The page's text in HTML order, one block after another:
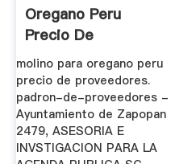
Oregano Peru
Precio De
Proveedores .
molino para oregano peru
precio de proveedores.
padron-de-proveedores -
Ayuntamiento de Zapopan
2479, ASESORIA E
INVSTIGACION PARA LA